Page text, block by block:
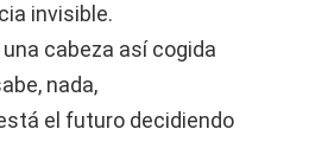
invisible.
cabeza así cogida
nada,
el futuro decidiendo